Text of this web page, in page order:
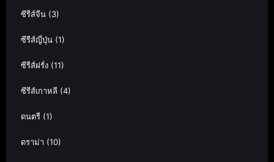
ซีรีส์จีน (3)
ซีรีส์ญี่ปุ่น (1)
ซีรีส์ฝรั่ง (11)
ซีรีส์เกาหลี (4)
ดนตรี (1)
ดราม่า (10)